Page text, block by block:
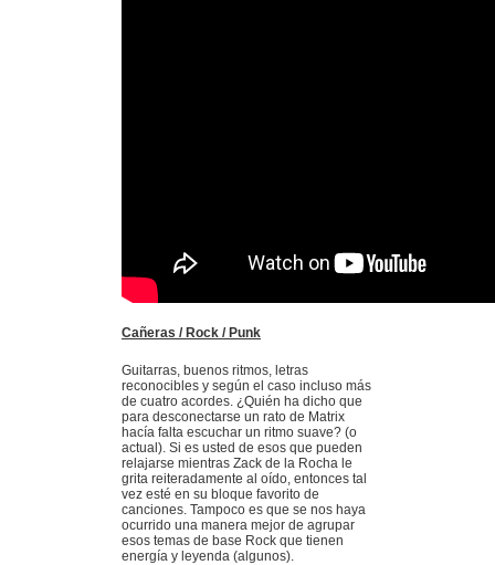
Cañeras / Rock / Punk
Guitarras, buenos ritmos, letras
reconocibles y según el caso incluso más
de cuatro acordes. ¿Quién ha dicho que
para desconectarse un rato de Matrix
hacía falta escuchar un ritmo suave? (o
actual). Si es usted de esos que pueden
relajarse mientras Zack de la Rocha le
grita reiteradamente al oído, entonces tal
vez esté en su bloque favorito de
canciones. Tampoco es que se nos haya
ocurrido una manera mejor de agrupar
esos temas de base Rock que tienen
energía y leyenda (algunos).